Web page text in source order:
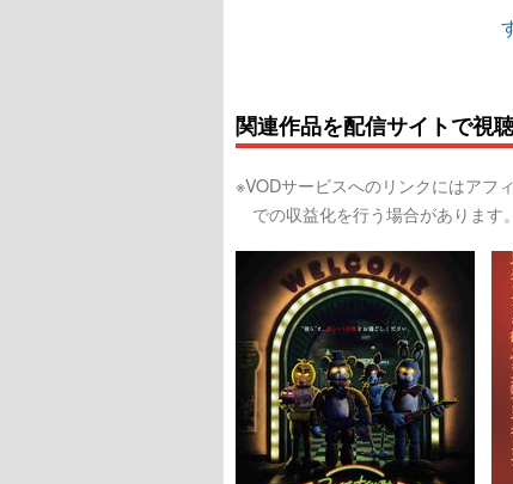
関連作品を配信サイトで視
※VODサービスへのリンクにはアフ
での収益化を行う場合があります。